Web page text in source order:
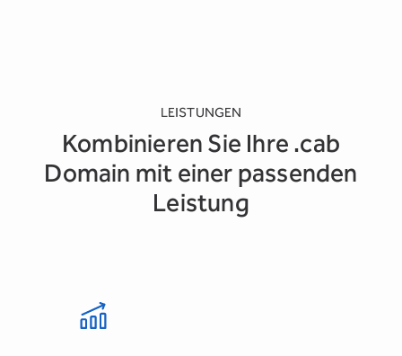
LEISTUNGEN
Kombinieren Sie Ihre .cab
Domain mit einer passenden
Leistung